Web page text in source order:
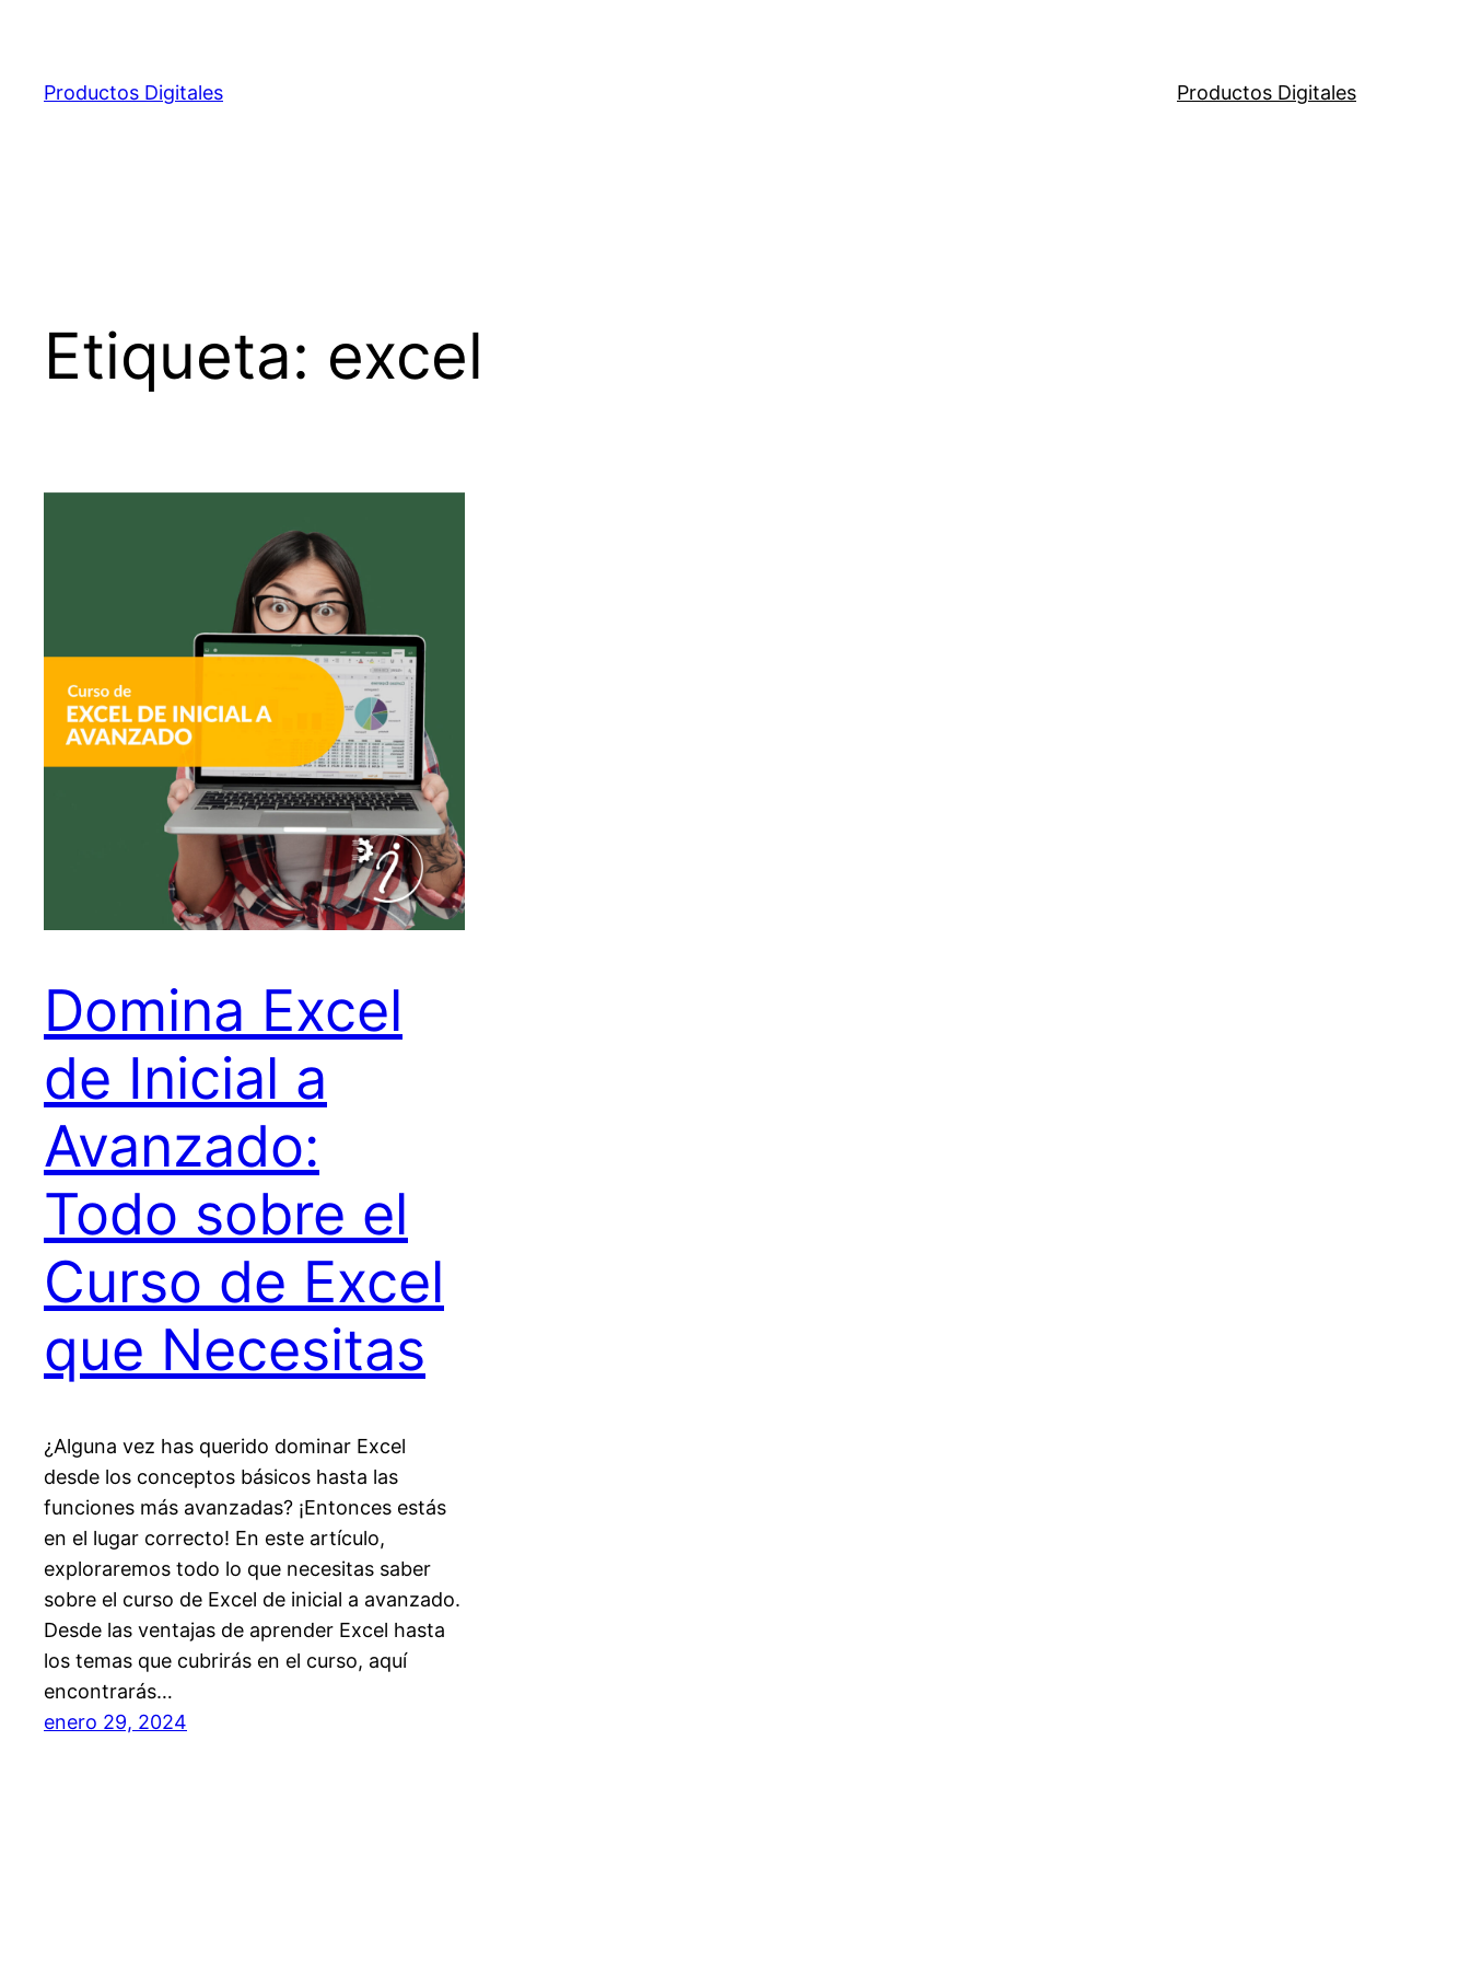
contenido
Productos Digitales Productos Digitales
Etiqueta: excel
Domina Excel
de Inicial a
Avanzado:
Todo sobre el
Curso de Excel
que Necesitas
¿Alguna vez has querido dominar Excel
desde los conceptos básicos hasta las
funciones más avanzadas? ¡Entonces estás
en el lugar correcto! En este artículo,
exploraremos todo lo que necesitas saber
sobre el curso de Excel de inicial a avanzado.
Desde las ventajas de aprender Excel hasta
los temas que cubrirás en el curso, aquí
encontrarás…
enero 29, 2024